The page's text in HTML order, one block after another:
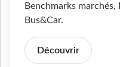
Benchmarks
Bus&Car.
Découvrir